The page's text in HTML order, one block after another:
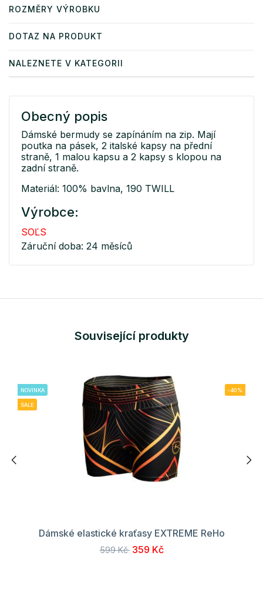
ROZMĚRY VÝROBKU
DOTAZ NA PRODUKT
NALEZNETE V KATEGORII
Obecný popis
Dámské bermudy se zapínáním na zip. Mají
poutka na pásek, 2 italské kapsy na přední
straně, 1 malou kapsu a 2 kapsy s klopou na
zadní straně.
Materiál: 100% bavlna, 190 TWILL
Výrobce:
SOĽS
Záruční doba: 24 měsíců
Související produkty
NOVINKA
SALE
-40%
Dámské elastické kraťasy EXTREME ReHo
599 Kč 359 Kč